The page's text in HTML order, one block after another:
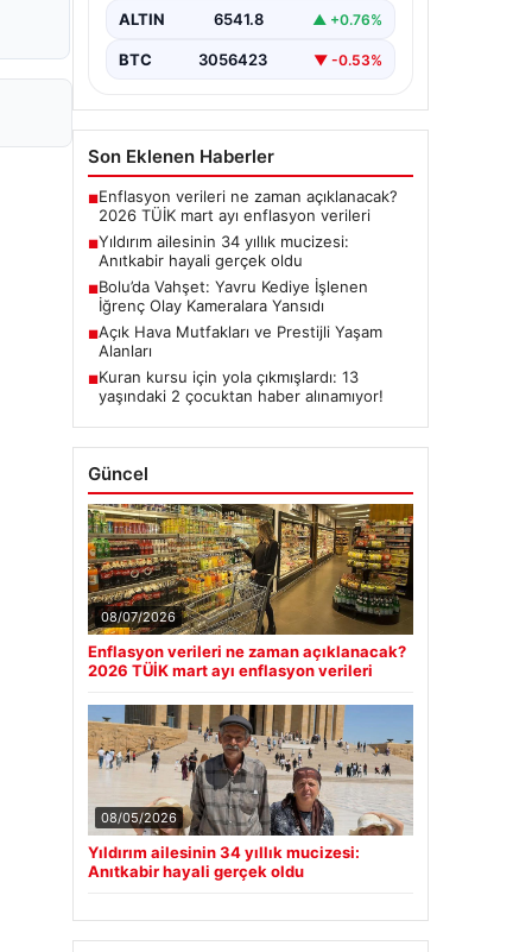
ALTIN 6541.8 ▲ +0.76%
BTC 3056423 ▼ -0.53%
Son Eklenen Haberler
■Enflasyon verileri ne zaman açıklanacak?
2026 TÜİK mart ayı enflasyon verileri
■Yıldırım ailesinin 34 yıllık mucizesi:
Anıtkabir hayali gerçek oldu
■Bolu’da Vahşet: Yavru Kediye İşlenen
İğrenç Olay Kameralara Yansıdı
■Açık Hava Mutfakları ve Prestijli Yaşam
Alanları
■Kuran kursu için yola çıkmışlardı: 13
yaşındaki 2 çocuktan haber alınamıyor!
Güncel
08/07/2026
Enflasyon verileri ne zaman açıklanacak?
2026 TÜİK mart ayı enflasyon verileri
08/05/2026
Yıldırım ailesinin 34 yıllık mucizesi:
Anıtkabir hayali gerçek oldu